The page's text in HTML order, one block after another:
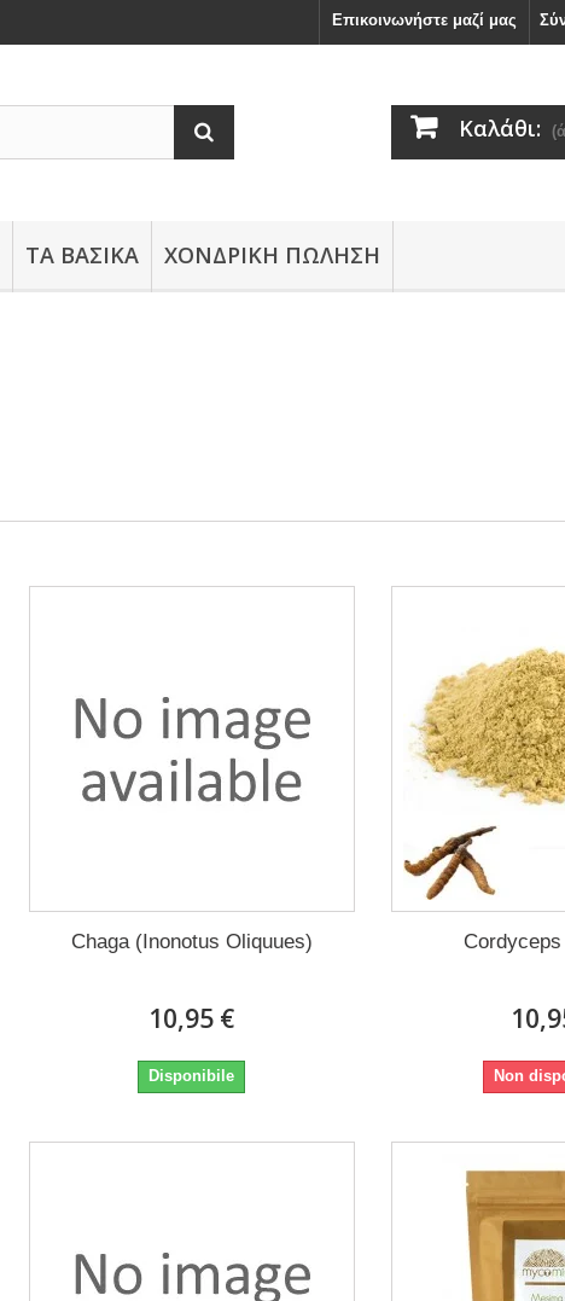
Επικοινωνήστε μαζί μας
Καλάθι:
ΤΑ ΒΑΣΙΚΆ ΧΟΝΔΡΙΚΉ ΠΏΛΗΣΗ
Chaga (Inonotus Oliquues)
10,95 €
Disponibile Non